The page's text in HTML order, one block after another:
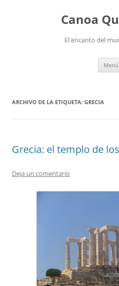
Canoa
El encanto del
Menú
ARCHIVO DE LA ETIQUETA: GRECIA
Grecia: el templo de
Deja un comentario